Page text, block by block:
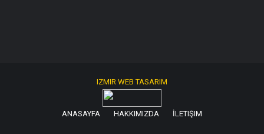
IZMIR WEB TASARIM
ANASAYFA HAKKIMIZDA İLETIŞIM